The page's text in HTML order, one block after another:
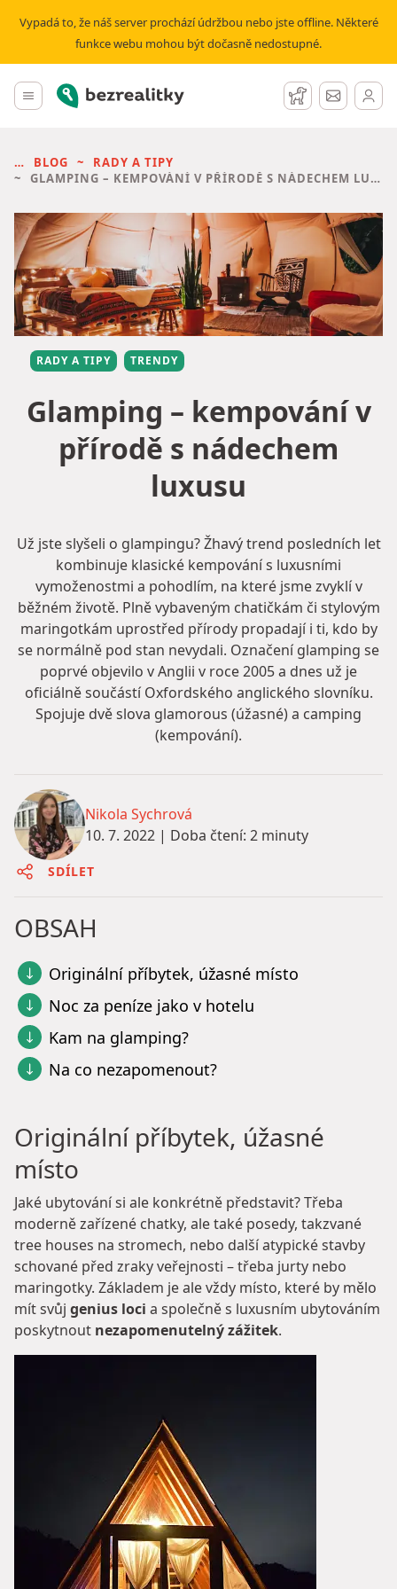
Vypadá to, že náš server prochází údržbou nebo jste offline. Některé
funkce webu mohou být dočasně nedostupné.
Hlavní menu
Bezrealitky Hlídací pes
Zprávy
BLOG
RADY A TIPY
GLAMPING – KEMPOVÁNÍ V PŘÍRODĚ S NÁDECHEM LUXUSU
RADY A TIPY TRENDY
Glamping – kempování v
přírodě s nádechem
luxusu
Už jste slyšeli o glampingu? Žhavý trend posledních let
kombinuje klasické kempování s luxusními
vymoženostmi a pohodlím, na které jsme zvyklí v
běžném životě. Plně vybaveným chatičkám či stylovým
maringotkám uprostřed přírody propadají i ti, kdo by
se normálně pod stan nevydali. Označení glamping se
poprvé objevilo v Anglii v roce 2005 a dnes už je
oficiálně součástí Oxfordského anglického slovníku.
Spojuje dvě slova glamorous (úžasné) a camping
(kempování).
Nikola Sychrová
10. 7. 2022 | Doba čtení: 2 minuty
SDÍLET
OBSAH
Originální příbytek, úžasné místo
Noc za peníze jako v hotelu
Kam na glamping?
Na co nezapomenout?
Originální příbytek, úžasné
místo
Jaké ubytování si ale konkrétně představit? Třeba
moderně zařízené chatky, ale také posedy, takzvané
tree houses na stromech, nebo další atypické stavby
schované před zraky veřejnosti – třeba jurty nebo
maringotky. Základem je ale vždy místo, které by mělo
mít svůj genius loci a společně s luxusním ubytováním
poskytnout nezapomenutelný zážitek.